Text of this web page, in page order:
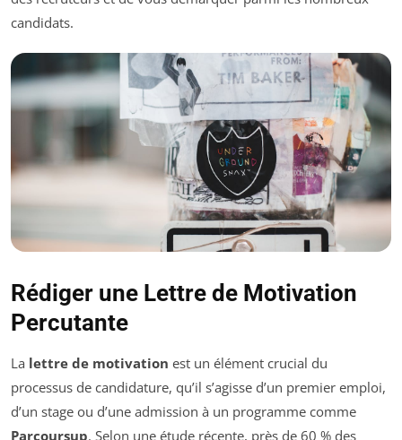
candidats.
Rédiger une Lettre de Motivation
Percutante
La lettre de motivation est un élément crucial du
processus de candidature, qu’il s’agisse d’un premier emploi,
d’un stage ou d’une admission à un programme comme
Parcoursup. Selon une étude récente, près de 60 % des